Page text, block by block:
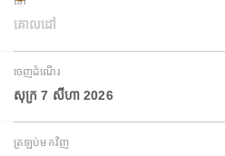
គោលដៅ
ចេញដំណើរ
សុក្រ 7 សីហា 2026
ត្រឡប់មកវិញ